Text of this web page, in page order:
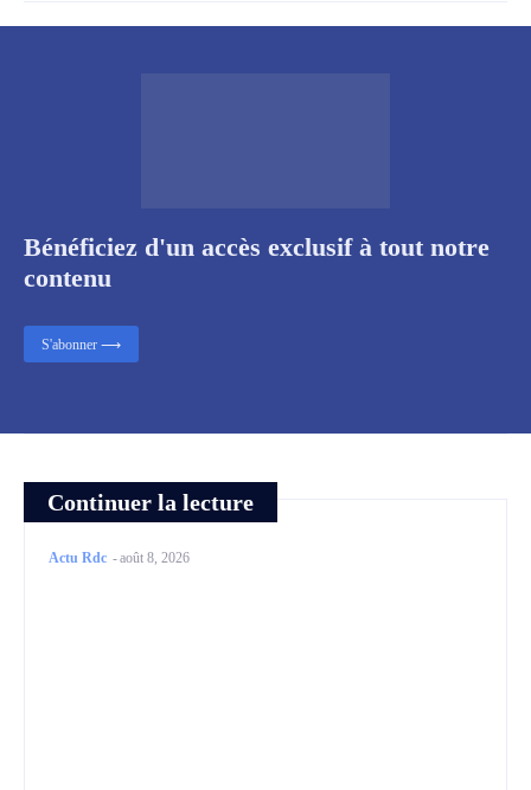
Continuer la lecture
Actu Rdc -août 8, 2026
Bénéficiez d'un accès exclusif à tout notre
contenu
S'abonner ⟶